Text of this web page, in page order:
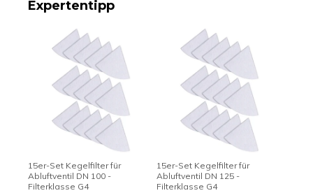
Expertentipp
15er-Set Kegelfilter für
Abluftventil DN 100 -
Filterklasse G4
15er-Set Kegelfilter für
Abluftventil DN 125 -
Filterklasse G4